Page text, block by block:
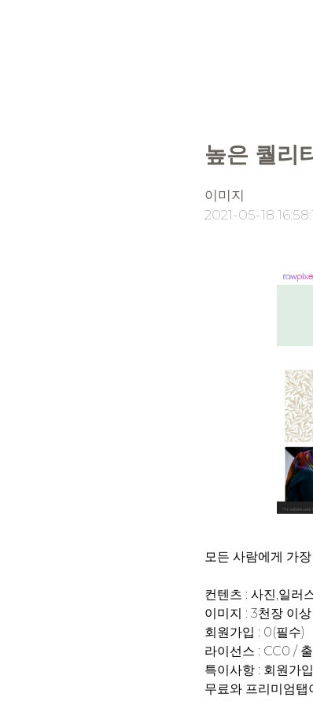
높은 퀄리
이미지
2021-05-18
모든 사람에게 가
컨텐츠 : 사진,일러
이미지 : 3천장 이상
회원가입 : 0(필수)
라이선스 : CC0 /
특이사항 : 회원가
무료와 프리미엄탭